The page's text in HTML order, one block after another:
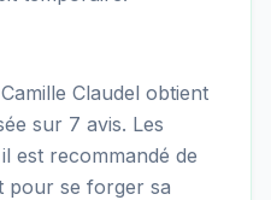
Claudel obtient
sur 7 avis. Les
est recommandé de
pour se forger sa